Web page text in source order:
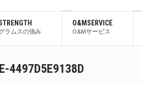
ラムスの強み
O&MSERVICE
O&Mサービス
4497D5E9138D